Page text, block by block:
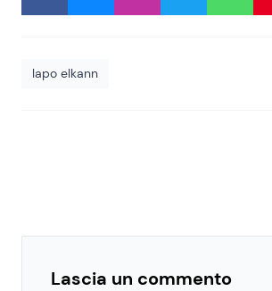
lapo elkann
Lascia un commento